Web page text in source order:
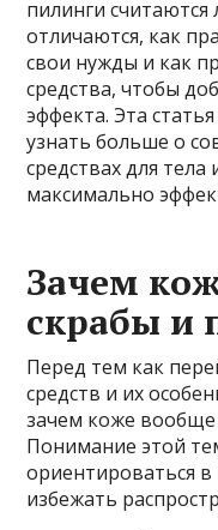
пилинги
отличаются, как
свои нужды и как
средства, чтобы
эффекта. Эта
узнать больше о
средствах для тела
максимально
Зачем
скрабы и
Перед тем как
средств и их
зачем коже
Понимание этой
ориентироваться
избежать